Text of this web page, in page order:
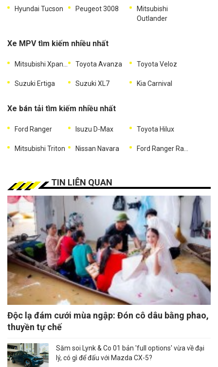
Hyundai Tucson Peugeot 3008
Mitsubishi
Outlander
Xe MPV tìm kiếm nhiều nhất
Mitsubishi Xpander Toyota Avanza Toyota Veloz
Suzuki Ertiga Suzuki XL7 Kia Carnival
Xe bán tải tìm kiếm nhiều nhất
Ford Ranger Isuzu D-Max Toyota Hilux
Mitsubishi Triton Nissan Navara Ford Ranger Raptor
TIN LIÊN QUAN
Độc lạ đám cưới mùa ngập: Đón cô dâu bằng phao,
thuyền tự chế
Săm soi Lynk & Co 01 bản 'full options' vừa về đại
lý, có gì để đấu với Mazda CX-5?